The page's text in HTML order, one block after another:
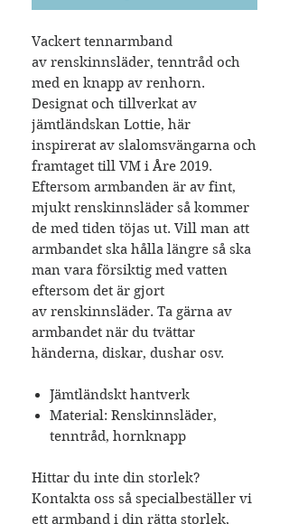
Vackert tennarmband
av renskinnsläder, tenntråd och
med en knapp av renhorn.
Designat och tillverkat av
jämtländskan Lottie, här
inspirerat av slalomsvängarna och
framtaget till VM i Åre 2019.
Eftersom armbanden är av fint,
mjukt renskinnsläder så kommer
de med tiden töjas ut. Vill man att
armbandet ska hålla längre så ska
man vara försiktig med vatten
eftersom det är gjort
av renskinnsläder. Ta gärna av
armbandet när du tvättar
händerna, diskar, dushar osv.
Jämtländskt hantverk
Material: Renskinnsläder,
tenntråd, hornknapp
Hittar du inte din storlek?
Kontakta oss så specialbeställer vi
ett armband i din rätta storlek,